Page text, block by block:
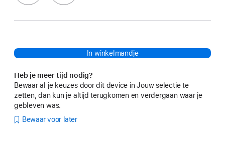
In winkelmandje
Heb je meer tijd nodig?
Bewaar al je keuzes door dit device in Jouw selectie te
zetten, dan kun je altijd terugkomen en verdergaan waar je
gebleven was.
Bewaar voor later